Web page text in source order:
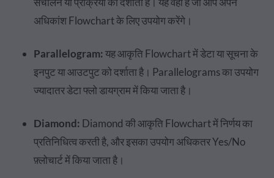
अधिकांश Flowchart के लिए उपयोग करेंगे।
Parallelogram:यह आकृति Flowchart में डेटा या सूचना के
इनपुट या आउटपुट को दर्शाता है। Parallelograms का उपयोग
ज्यादातर डेटा फ्लो डायग्राम में किया जाता है।
Diamond: Diamond की आकृति Flowchart में निर्णय का
प्रतिनिधित्व करती है, और इसका उपयोग अधिकतरYes/No
फ़्लोचार्ट में किया जाता है।